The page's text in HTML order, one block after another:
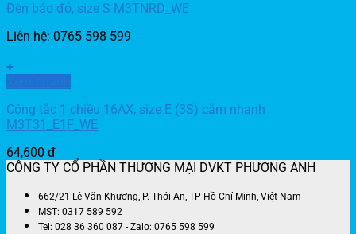
Đèn báo đỏ, size S M3TNRD_WE
Liên hệ: 0765 598 599
+
Công tắc 1 chiều 16AX, size E (3S) cắm nhanh
M3T31_E1F_WE
64,600 đ
CÔNG TY CỔ PHẦN THƯƠNG MẠI DVKT PHƯƠNG ANH
662/21 Lê Văn Khương, P. Thới An, TP Hồ Chí Minh, Việt Nam
MST: 0317 589 592
Tel: 028 36 360 087 - Zalo: 0765 598 599